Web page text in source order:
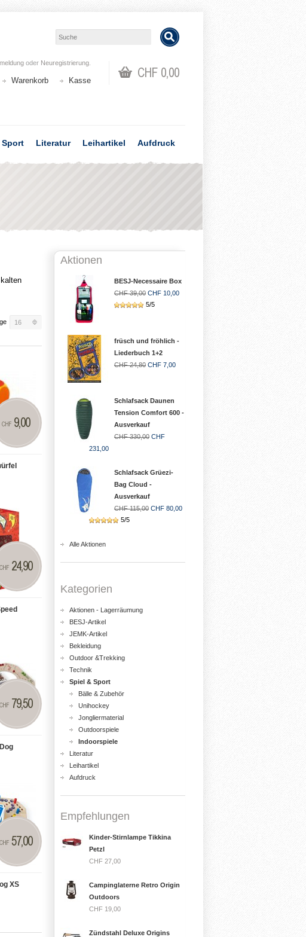
CHF 0,00
oder Neuregistrierung
Warenkorb Kasse
Sport Literatur Leihartikel Aufdruck
16
CHF 9,00
CHF 24,90
CHF 79,50
XS
CHF 57,00
Aktionen
BESJ-Necessaire Box
CHF 39,00 CHF 10,00
5/5
früsch und fröhlich -
Liederbuch 1+2
CHF 24,80 CHF 7,00
Schlafsack Daunen
Tension Comfort 600 -
Ausverkauf
CHF 330,00 CHF
231,00
Schlafsack Grüezi-
Bag Cloud -
Ausverkauf
CHF 115,00 CHF 80,00
5/5
Alle Aktionen
Kategorien
Aktionen - Lagerräumung
BESJ-Artikel
JEMK-Artikel
Bekleidung
Outdoor &Trekking
Technik
Spiel & Sport
Bälle & Zubehör
Unihockey
Jongliermaterial
Outdoorspiele
Indoorspiele
Literatur
Leihartikel
Aufdruck
Empfehlungen
Kinder-Stirnlampe Tikkina
Petzl
CHF 27,00
Campinglaterne Retro Origin
Outdoors
CHF 19,00
Zündstahl Deluxe Origins